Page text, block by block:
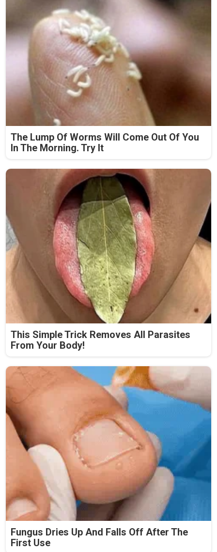
The Lump Of Worms Will Come Out Of You
In The Morning. Try It
This Simple Trick Removes All Parasites
From Your Body!
Fungus Dries Up And Falls Off After The
First Use